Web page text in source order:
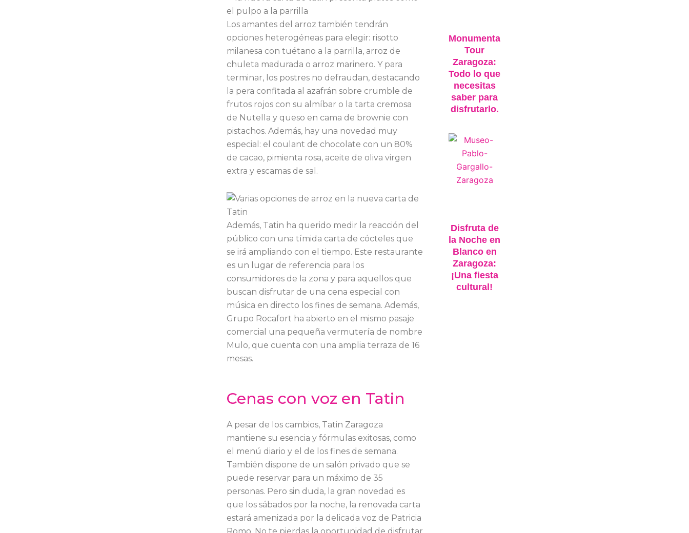
Los amantes del arroz también tendrán
opciones heterogéneas para elegir: risotto
milanesa con tuétano a la parrilla, arroz de
chuleta madurada o arroz marinero. Y para
terminar, los postres no defraudan, destacando
la pera confitada al azafrán sobre crumble de
frutos rojos con su almíbar o la tarta cremosa
de Nutella y queso en cama de brownie con
pistachos. Además, hay una novedad muy
especial: el coulant de chocolate con un 80%
de cacao, pimienta rosa, aceite de oliva virgen
extra y escamas de sal.
Además, Tatin ha querido medir la reacción del
público con una tímida carta de cócteles que
se irá ampliando con el tiempo. Este restaurante
es un lugar de referencia para los
consumidores de la zona y para aquellos que
buscan disfrutar de una cena especial con
música en directo los fines de semana. Además,
Grupo Rocafort ha abierto en el mismo pasaje
comercial una pequeña vermutería de nombre
Mulo, que cuenta con una amplia terraza de 16
mesas.
Cenas con voz en Tatin
A pesar de los cambios, Tatin Zaragoza
mantiene su esencia y fórmulas exitosas, como
el menú diario y el de los fines de semana.
También dispone de un salón privado que se
puede reservar para un máximo de 35
personas. Pero sin duda, la gran novedad es
que los sábados por la noche, la renovada carta
estará amenizada por la delicada voz de Patricia
Monumental
Tour
Zaragoza:
Todo lo que
necesitas
saber para
disfrutarlo.
Disfruta de
la Noche en
Blanco en
Zaragoza:
¡Una fiesta
cultural!